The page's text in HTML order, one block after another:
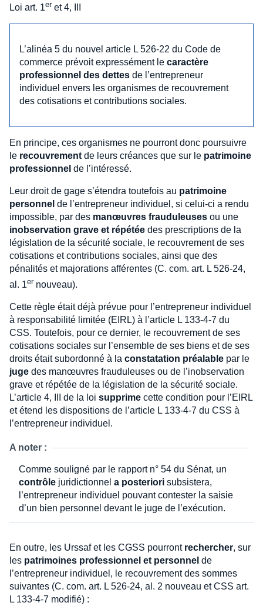
Loi art. 1er et 4, III
L’alinéa 5 du nouvel article L 526-22 du Code de
commerce prévoit expressément le caractère
professionnel des dettes de l’entrepreneur
individuel envers les organismes de recouvrement
des cotisations et contributions sociales.
En principe, ces organismes ne pourront donc poursuivre
le recouvrement de leurs créances que sur le patrimoine
professionnel de l’intéressé.
Leur droit de gage s’étendra toutefois au patrimoine
personnel de l’entrepreneur individuel, si celui-ci a rendu
impossible, par des manœuvres frauduleuses ou une
inobservation grave et répétée des prescriptions de la
législation de la sécurité sociale, le recouvrement de ses
cotisations et contributions sociales, ainsi que des
pénalités et majorations afférentes (C. com. art. L 526-24,
al. 1er nouveau).
Cette règle était déjà prévue pour l’entrepreneur individuel
à responsabilité limitée (EIRL) à l’article L 133-4-7 du
CSS. Toutefois, pour ce dernier, le recouvrement de ses
cotisations sociales sur l’ensemble de ses biens et de ses
droits était subordonné à la constatation préalable par le
juge des manœuvres frauduleuses ou de l’inobservation
grave et répétée de la législation de la sécurité sociale.
L’article 4, III de la loi supprime cette condition pour l’EIRL
et étend les dispositions de l’article L 133-4-7 du CSS à
l’entrepreneur individuel.
A noter :
Comme souligné par le rapport n° 54 du Sénat, un
contrôle juridictionnel a posteriori subsistera,
l’entrepreneur individuel pouvant contester la saisie
d’un bien personnel devant le juge de l’exécution.
En outre, les Urssaf et les CGSS pourront rechercher, sur
les patrimoines professionnel et personnel de
l’entrepreneur individuel, le recouvrement des sommes
suivantes (C. com. art. L 526-24, al. 2 nouveau et CSS art.
L 133-4-7 modifié) :